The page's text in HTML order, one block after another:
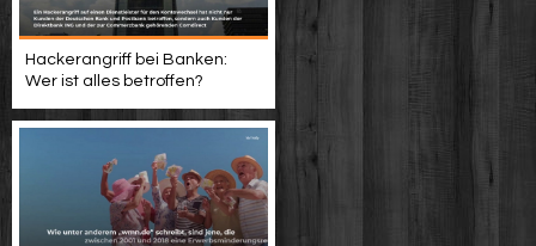
Hackerangriff bei Banken:
Wer ist alles betroffen?